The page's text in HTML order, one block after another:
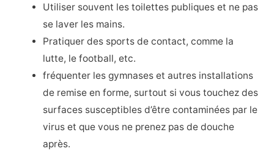
Utiliser souvent les toilettes publiques et ne pas
se laver les mains.
Pratiquer des sports de contact, comme la
lutte, le football, etc.
fréquenter les gymnases et autres installations
de remise en forme, surtout si vous touchez des
surfaces susceptibles d’être contaminées par le
virus et que vous ne prenez pas de douche
après.